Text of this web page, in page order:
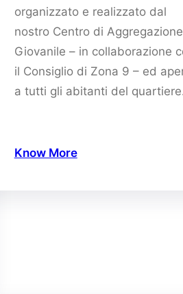
organizzato e realizzato dal
nostro Centro di Aggregazione
Giovanile – in collaborazione
il Consiglio di Zona 9 – ed
a tutti gli abitanti del
Know More